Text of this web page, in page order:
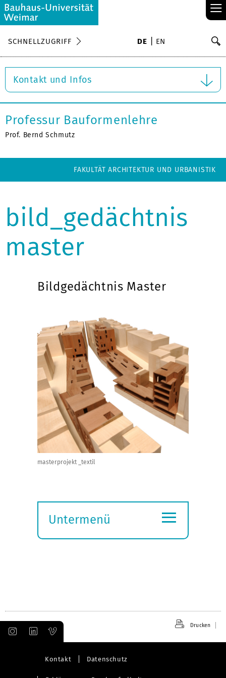
≡
SCHNELLZUGRIFF DE EN
Kontakt und Infos
Professur Bauformenlehre
Prof. Bernd Schmutz
FAKULTÄT ARCHITEKTUR UND URBANISTIK
bild_gedächtnis
master
Bildgedächtnis Master
masterprojekt _textil
Untermenü
≡
Drucken
Kontakt Datenschutz